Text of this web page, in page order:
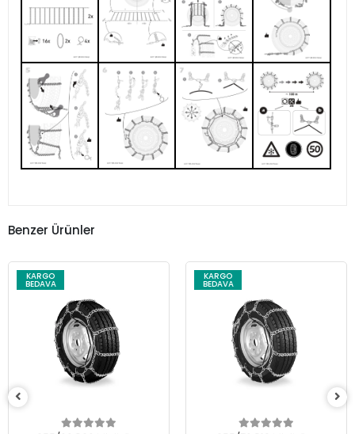
Benzer Ürünler
KARGO
BEDAVA
KARGO
BEDAVA